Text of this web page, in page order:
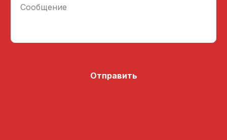
Сообщение
Отправить